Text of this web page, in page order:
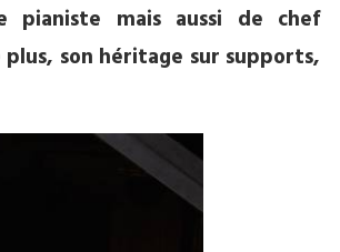
pianiste mais aussi de chef
son héritage sur supports,